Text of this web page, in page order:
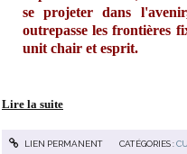
se projeter dans
outrepasse les frontières
unit chair et esprit.
Lire la suite
LIEN PERMANENT CATÉGORIES :